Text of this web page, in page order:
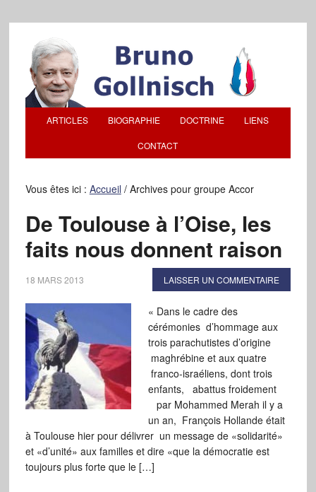
ARTICLES BIOGRAPHIE DOCTRINE LIENS
CONTACT
Vous êtes ici : Accueil /Archives pour groupe Accor
De Toulouse à l’Oise, les
faits nous donnent raison
18 MARS 2013 LAISSER UN COMMENTAIRE
« Dans le cadre des
cérémonies d’hommage aux
trois parachutistes d’origine
maghrébine et aux quatre
franco-israéliens, dont trois
enfants, abattus froidement
par Mohammed Merah il y a
un an, François Hollande était
à Toulouse hier pour délivrer un message de «solidarité»
et «d’unité» aux familles et dire «que la démocratie est
toujours plus forte que le […]